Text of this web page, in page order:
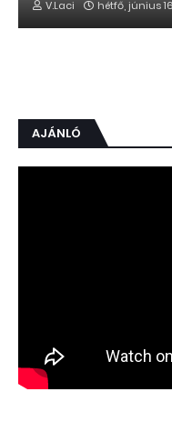
V.Laci hétfő, június
AJÁNLÓ